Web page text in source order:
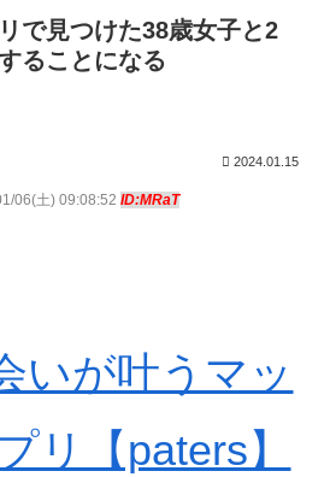
を撮影【マッチングフォト】
で見つけた38歳女子と2
ることになる
2024.01.15
06(土) 09:08:52 ID:MRaT
いが叶うマッ
リ【paters】